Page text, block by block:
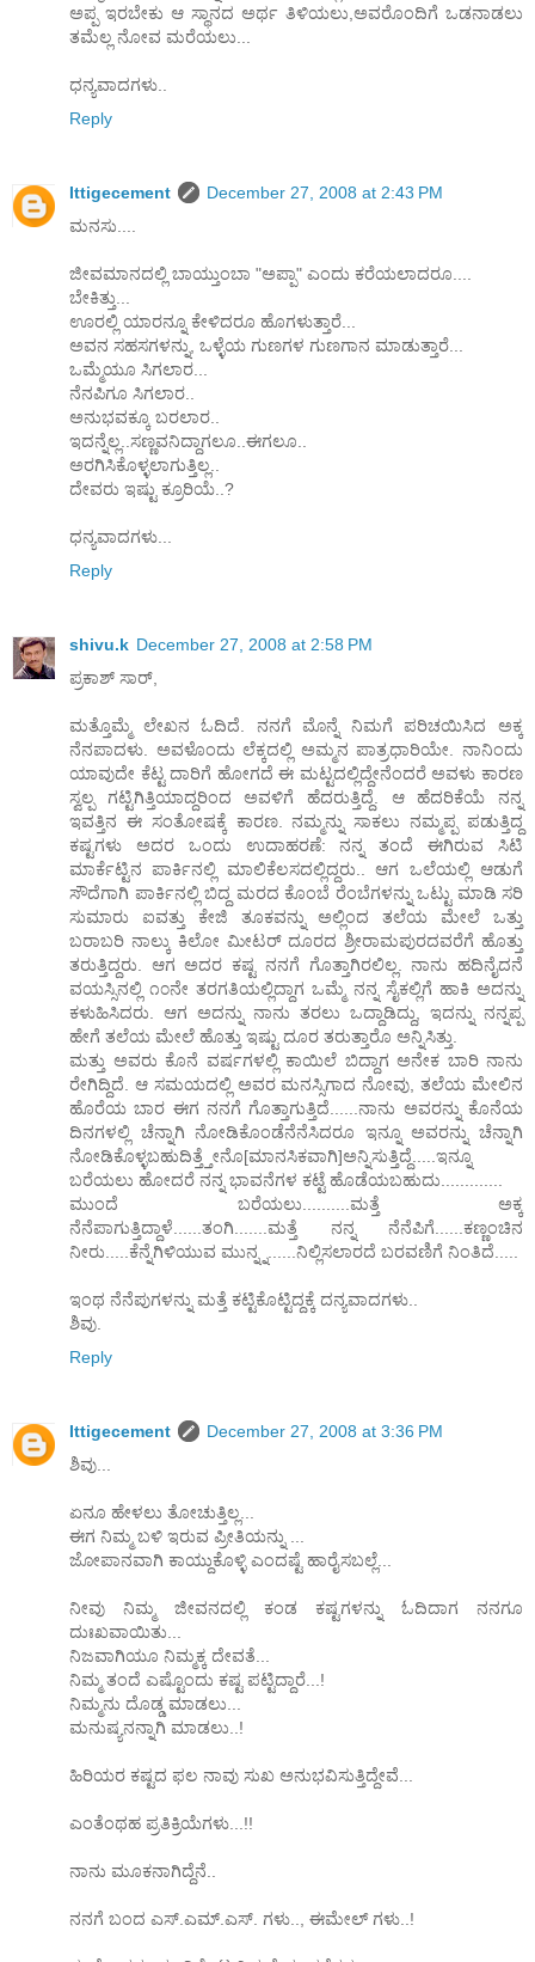
ಅಪ್ಪ ಇರಬೇಕು ಆ ಸ್ಥಾನದ ಅರ್ಥ ತಿಳಿಯಲು,ಅವರೊಂದಿಗೆ ಒಡನಾಡಲು
ತಮೆಲ್ಲ ನೋವ ಮರೆಯಲು...
ಧನ್ಯವಾದಗಳು..
Reply
Ittigecement
December 27, 2008 at 2:43 PM
ಮನಸು....
ಜೀವಮಾನದಲ್ಲಿ ಬಾಯ್ತುಂಬಾ "ಅಪ್ಪಾ" ಎಂದು ಕರೆಯಲಾದರೂ....
ಬೇಕಿತ್ತು...
ಊರಲ್ಲಿ ಯಾರನ್ನೂ ಕೇಳಿದರೂ ಹೊಗಳುತ್ತಾರೆ...
ಅವನ ಸಹಸಗಳನ್ನು, ಒಳ್ಳೆಯ ಗುಣಗಳ ಗುಣಗಾನ ಮಾಡುತ್ತಾರೆ...
ಒಮ್ಮೆಯೂ ಸಿಗಲಾರ...
ನೆನಪಿಗೂ ಸಿಗಲಾರ..
ಅನುಭವಕ್ಕೂ ಬರಲಾರ..
ಇದನ್ನೆಲ್ಲ..ಸಣ್ಣವನಿದ್ದಾಗಲೂ..ಈಗಲೂ..
ಅರಗಿಸಿಕೊಳ್ಳಲಾಗುತ್ತಿಲ್ಲ..
ದೇವರು ಇಷ್ಟು ಕ್ರೂರಿಯೆ..?
ಧನ್ಯವಾದಗಳು...
Reply
shivu.k December 27, 2008 at 2:58 PM
ಪ್ರಕಾಶ್ ಸಾರ್,
ಮತ್ತೊಮ್ಮೆ ಲೇಖನ ಓದಿದೆ. ನನಗೆ ಮೊನ್ನೆ ನಿಮಗೆ ಪರಿಚಯಿಸಿದ ಅಕ್ಕ
ನೆನಪಾದಳು. ಅವಳೊಂದು ಲೆಕ್ಕದಲ್ಲಿ ಅಮ್ಮನ ಪಾತ್ರಧಾರಿಯೇ. ನಾನಿಂದು
ಯಾವುದೇ ಕೆಟ್ಟ ದಾರಿಗೆ ಹೋಗದೆ ಈ ಮಟ್ಟದಲ್ಲಿದ್ದೇನೆಂದರೆ ಅವಳು ಕಾರಣ
ಸ್ವಲ್ಪ ಗಟ್ಟಿಗಿತ್ತಿಯಾದ್ದರಿಂದ ಅವಳಿಗೆ ಹೆದರುತ್ತಿದ್ದೆ. ಆ ಹೆದರಿಕೆಯೆ ನನ್ನ
ಇವತ್ತಿನ ಈ ಸಂತೋಷಕ್ಕೆ ಕಾರಣ. ನಮ್ಮನ್ನು ಸಾಕಲು ನಮ್ಮಪ್ಪ ಪಡುತ್ತಿದ್ದ
ಕಷ್ಟಗಳು ಅದರ ಒಂದು ಉದಾಹರಣೆ: ನನ್ನ ತಂದೆ ಈಗಿರುವ ಸಿಟಿ
ಮಾರ್ಕೆಟ್ಟಿನ ಪಾರ್ಕಿನಲ್ಲಿ ಮಾಲಿಕೆಲಸದಲ್ಲಿದ್ದರು.. ಆಗ ಒಲೆಯಲ್ಲಿ ಆಡುಗೆ
ಸೌದೆಗಾಗಿ ಪಾರ್ಕಿನಲ್ಲಿ ಬಿದ್ದ ಮರದ ಕೊಂಬೆ ರೆಂಬೆಗಳನ್ನು ಒಟ್ಟು ಮಾಡಿ ಸರಿ
ಸುಮಾರು ಐವತ್ತು ಕೇಜಿ ತೂಕವನ್ನು ಅಲ್ಲಿಂದ ತಲೆಯ ಮೇಲೆ ಒತ್ತು
ಬರಾಬರಿ ನಾಲ್ಕು ಕಿಲೋ ಮೀಟರ್ ದೂರದ ಶ್ರೀರಾಮಪುರದವರೆಗೆ ಹೊತ್ತು
ತರುತ್ತಿದ್ದರು. ಆಗ ಅದರ ಕಷ್ಟ ನನಗೆ ಗೊತ್ತಾಗಿರಲಿಲ್ಲ. ನಾನು ಹದಿನೈದನೆ
ವಯಸ್ಸಿನಲ್ಲಿ ೧೦ನೇ ತರಗತಿಯಲ್ಲಿದ್ದಾಗ ಒಮ್ಮೆ ನನ್ನ ಸೈಕಲ್ಲಿಗೆ ಹಾಕಿ ಅದನ್ನು
ಕಳುಹಿಸಿದರು. ಆಗ ಅದನ್ನು ನಾನು ತರಲು ಒದ್ದಾಡಿದ್ದು, ಇದನ್ನು ನನ್ನಪ್ಪ
ಹೇಗೆ ತಲೆಯ ಮೇಲೆ ಹೊತ್ತು ಇಷ್ಟು ದೂರ ತರುತ್ತಾರೊ ಅನ್ನಿಸಿತ್ತು.
ಮತ್ತು ಅವರು ಕೊನೆ ವರ್ಷಗಳಲ್ಲಿ ಕಾಯಿಲೆ ಬಿದ್ದಾಗ ಅನೇಕ ಬಾರಿ ನಾನು
ರೇಗಿದ್ದಿದೆ. ಆ ಸಮಯದಲ್ಲಿ ಅವರ ಮನಸ್ಸಿಗಾದ ನೋವು, ತಲೆಯ ಮೇಲಿನ
ಹೊರೆಯ ಬಾರ ಈಗ ನನಗೆ ಗೊತ್ತಾಗುತ್ತಿದೆ......ನಾನು ಅವರನ್ನು ಕೊನೆಯ
ದಿನಗಳಲ್ಲಿ ಚೆನ್ನಾಗಿ ನೋಡಿಕೊಂಡೆನೆನೆಸಿದರೂ ಇನ್ನೂ ಅವರನ್ನು ಚೆನ್ನಾಗಿ
ನೋಡಿಕೊಳ್ಳಬಹುದಿತ್ತ್ತೇನೊ[ಮಾನಸಿಕವಾಗಿ]ಅನ್ನಿಸುತ್ತಿದ್ದೆ.....ಇನ್ನೂ
ಬರೆಯಲು ಹೋದರೆ ನನ್ನ ಭಾವನೆಗಳ ಕಟ್ಟೆ ಹೊಡೆಯಬಹುದು.............
ಮುಂದೆ ಬರೆಯಲು..........ಮತ್ತೆ ಅಕ್ಕ
ನೆನೆಪಾಗುತ್ತಿದ್ದಾಳೆ......ತಂಗಿ.......ಮತ್ತೆ ನನ್ನ ನೆನೆಪಿಗೆ......ಕಣ್ಣಂಚಿನ
ನೀರು.....ಕೆನ್ನೆಗಿಳಿಯುವ ಮುನ್ನ್ನ......ನಿಲ್ಲಿಸಲಾರದೆ ಬರವಣಿಗೆ ನಿಂತಿದೆ.....
ಇಂಥ ನೆನೆಪುಗಳನ್ನು ಮತ್ತೆ ಕಟ್ಟಿಕೊಟ್ಟಿದ್ದಕ್ಕೆ ದನ್ಯವಾದಗಳು..
ಶಿವು.
Reply
Ittigecement
December 27, 2008 at 3:36 PM
ಶಿವು...
ಏನೂ ಹೇಳಲು ತೋಚುತ್ತಿಲ್ಲ...
ಈಗ ನಿಮ್ಮ ಬಳಿ ಇರುವ ಪ್ರೀತಿಯನ್ನು ...
ಜೋಪಾನವಾಗಿ ಕಾಯ್ದುಕೊಳ್ಳಿ ಎಂದಷ್ಟೆ ಹಾರೈಸಬಲ್ಲೆ...
ನೀವು ನಿಮ್ಮ ಜೀವನದಲ್ಲಿ ಕಂಡ ಕಷ್ಟಗಳನ್ನು ಓದಿದಾಗ ನನಗೂ
ದುಃಖವಾಯಿತು...
ನಿಜವಾಗಿಯೂ ನಿಮ್ಮಕ್ಕ ದೇವತೆ...
ನಿಮ್ಮ ತಂದೆ ಎಷ್ಟೊಂದು ಕಷ್ಟ ಪಟ್ಟಿದ್ದಾರೆ...!
ನಿಮ್ಮನು ದೊಡ್ಡ ಮಾಡಲು...
ಮನುಷ್ಯನನ್ನಾಗಿ ಮಾಡಲು..!
ಹಿರಿಯರ ಕಷ್ಟದ ಫಲ ನಾವು ಸುಖ ಅನುಭವಿಸುತ್ತಿದ್ದೇವೆ...
ಎಂತೆಂಥಹ ಪ್ರತಿಕ್ರಿಯೆಗಳು...!!
ನಾನು ಮೂಕನಾಗಿದ್ದೆನೆ..
ನನಗೆ ಬಂದ ಎಸ್.ಎಮ್.ಎಸ್. ಗಳು.., ಈಮೇಲ್ ಗಳು..!